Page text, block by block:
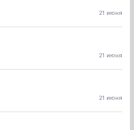
21 июня
21 июня
21 июня